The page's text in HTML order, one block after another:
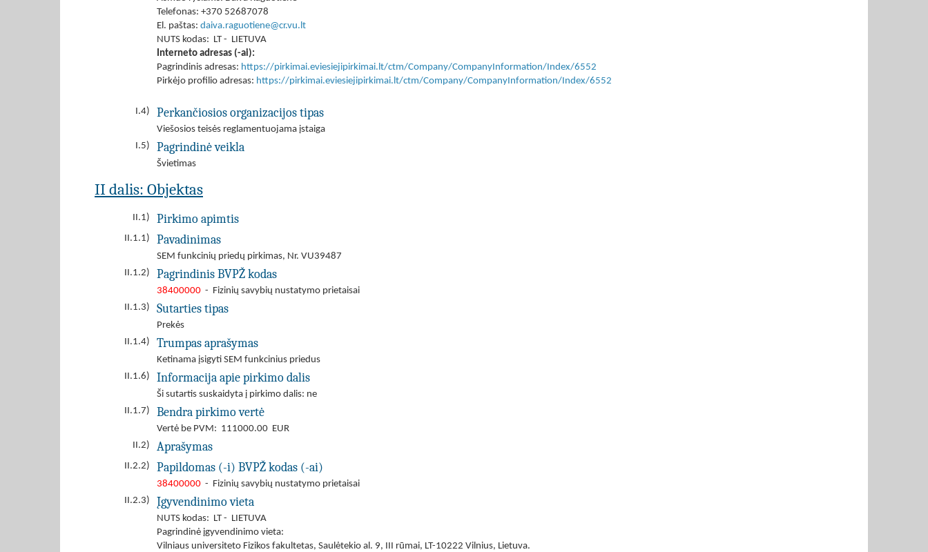
Telefonas: +370 52687078
El. paštas: daiva.raguotiene@cr.vu.lt
NUTS kodas: LT - LIETUVA
Interneto adresas (-ai):
Pagrindinis adresas: https://pirkimai.eviesiejipirkimai.lt/ctm/Company/CompanyInformation/Index/6552
Pirkėjo profilio adresas: https://pirkimai.eviesiejipirkimai.lt/ctm/Company/CompanyInformation/Index/6552
I.4) Perkančiosios organizacijos tipas
Viešosios teisės reglamentuojama įstaiga
I.5)
Pagrindinė veikla
Švietimas
II dalis: Objektas
II.1) Pirkimo apimtis
II.1.1) Pavadinimas
SEM funkcinių priedų pirkimas, Nr. VU39487
II.1.2)
Pagrindinis BVPŽ kodas
38400000 - Fizinių savybių nustatymo prietaisai
II.1.3)
Sutarties tipas
Prekės
II.1.4)
Trumpas aprašymas
Ketinama įsigyti SEM funkcinius priedus
II.1.6)
Informacija apie pirkimo dalis
Ši sutartis suskaidyta į pirkimo dalis: ne
II.1.7)
Bendra pirkimo vertė
Vertė be PVM: 111000.00 EUR
II.2)
Aprašymas
II.2.2) Papildomas (-i) BVPŽ kodas (-ai)
38400000 - Fizinių savybių nustatymo prietaisai
II.2.3)
Įgyvendinimo vieta
NUTS kodas: LT - LIETUVA
Pagrindinė įgyvendinimo vieta:
Vilniaus universiteto Fizikos fakultetas, Saulėtekio al. 9, III rūmai, LT-10222 Vilnius, Lietuva.